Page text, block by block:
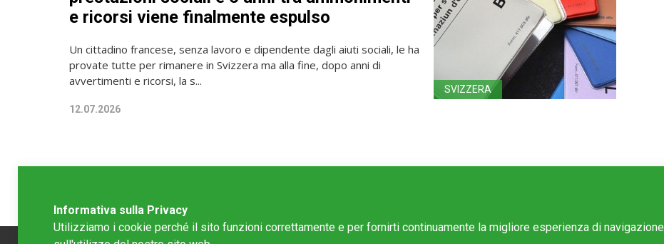
e ricorsi viene finalmente espulso
Un cittadino francese, senza lavoro e dipendente dagli aiuti sociali, le ha
provate tutte per rimanere in Svizzera ma alla fine, dopo anni di
avvertimenti e ricorsi, la s...
12.07.2026
SVIZZERA
Informativa sulla Privacy
Utilizziamo i cookie perché il sito funzioni correttamente e per fornirti continuamente la migliore esperienza di